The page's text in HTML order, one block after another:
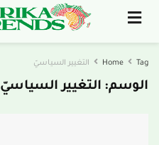
Home Tag التغيير السياسيّ
الوسم: التغيير السياسيّ